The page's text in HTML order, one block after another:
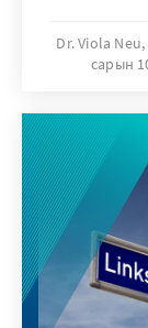
mit dem
Vergleich
verlieren
Bündnis
aus dem
der FDP
Prozent).
Dr. Viola
сарын